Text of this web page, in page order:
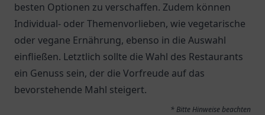
besten Optionen zu verschaffen. Zudem können
Individual- oder Themenvorlieben, wie vegetarische
oder vegane Ernährung, ebenso in die Auswahl
einfließen. Letztlich sollte die Wahl des Restaurants
ein Genuss sein, der die Vorfreude auf das
bevorstehende Mahl steigert.
* Bitte Hinweise beachten